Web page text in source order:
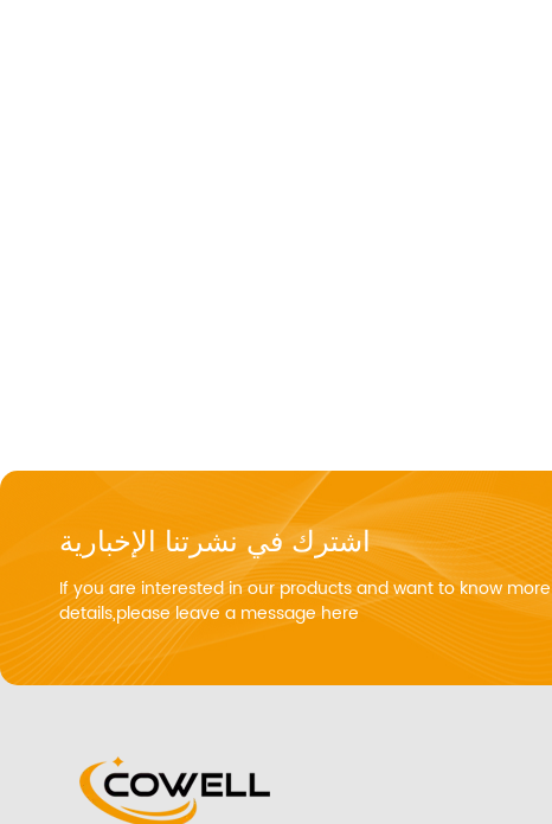
اشترك في نشرتنا الإخبارية
If you are interested in our products and want to know more
details,please leave a message here